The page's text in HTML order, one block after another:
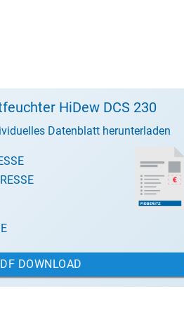
HiDew DCS 230
Datenblatt herunterladen
DOWNLOAD